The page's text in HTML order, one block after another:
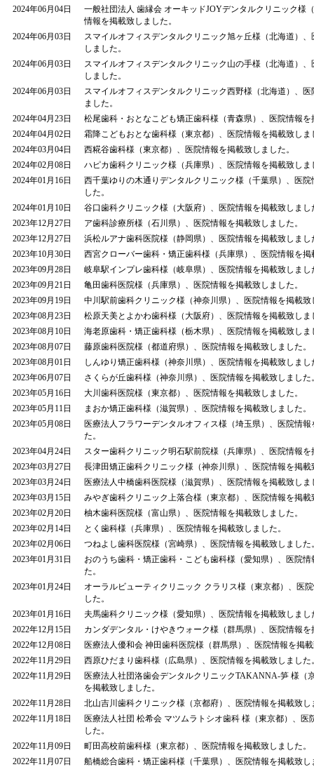
2024年06月04日
一般社団法人 歯縁会 オーキッドJOYデンタルクリニック様
情報を掲載致しました。
2024年06月03日
スマイルオフィスデンタルクリニック旭ヶ丘様（北海道）
しました。
2024年06月03日
スマイルオフィスデンタルクリニック山の手様（北海道）
しました。
2024年06月03日
スマイルオフィスデンタルクリニック西野様（北海道）、
ました。
2024年04月23日
松尾歯科・おとなこども矯正歯科様（青森県）、医院情報
2024年04月02日
霜降こどもおとな歯科様（東京都）、医院情報を掲載致しま
2024年03月04日
西糀谷歯科様（東京都）、医院情報を掲載致しました。
2024年02月08日
ハピカ歯科クリニック様（兵庫県）、医院情報を掲載致しま
2024年01月16日
西千葉ゆりの木通りデンタルクリニック様（千葉県）、医
した。
2024年01月10日
谷口歯科クリニック様（大阪府）、医院情報を掲載致しまし
2023年12月27日
ア歯科診療所様（石川県）、医院情報を掲載致しました。
2023年12月27日
浜松ルアナ歯科医院様（静岡県）、医院情報を掲載致しまし
2023年10月30日
西宮クローバー歯科・矯正歯科様（兵庫県）、医院情報を掲
2023年09月28日
岐阜駅インプレ歯科様（岐阜県）、医院情報を掲載致しまし
2023年09月21日
亀田歯科医院様（兵庫県）、医院情報を掲載致しました。
2023年09月19日
中川駅前歯科クリニック様（神奈川県）、医院情報を掲載致
2023年08月23日
松原天美とよかわ歯科様（大阪府）、医院情報を掲載致しま
2023年08月10日
海老原歯科・矯正歯科様（栃木県）、医院情報を掲載致しま
2023年08月07日
藤原歯科医院様（都道府県）、医院情報を掲載致しました。
2023年08月01日
しんゆり矯正歯科様（神奈川県）、医院情報を掲載致しまし
2023年06月07日
さくらが丘歯科様（神奈川県）、医院情報を掲載致しました
2023年05月16日
大川歯科医院様（東京都）、医院情報を掲載致しました。
2023年05月11日
まおか矯正歯科様（滋賀県）、医院情報を掲載致しました。
2023年05月08日
医療法人フラワーデンタルオフィス様（埼玉県）、医院情
た。
2023年04月24日
スター歯科クリニック明石駅前院様（兵庫県）、医院情報
2023年03月27日
長津田矯正歯科クリニック様（神奈川県）、医院情報を掲載
2023年03月24日
医療法人中橋歯科医院様（滋賀県）、医院情報を掲載致しま
2023年03月15日
みやぎ歯科クリニック上落合様（東京都）、医院情報を掲載
2023年02月20日
柚木歯科医院様（富山県）、医院情報を掲載致しました。
2023年02月14日
とく歯科様（兵庫県）、医院情報を掲載致しました。
2023年02月06日
つねよし歯科医院様（宮崎県）、医院情報を掲載致しました
2023年01月31日
おのうち歯科・矯正歯科・こども歯科様（愛知県）、医院
た。
2023年01月24日
オーラルビューティクリニック クラリス様（東京都）、医
した。
2023年01月16日
夫馬歯科クリニック様（愛知県）、医院情報を掲載致しまし
2022年12月15日
カンダデンタル・けやきウォーク様（群馬県）、医院情報
2022年12月08日
医療法人優和会 神田歯科医院様（群馬県）、医院情報を掲
2022年11月29日
西原ひだまり歯科様（広島県）、医院情報を掲載致しました
2022年11月29日
医療法人社団洛歯会デンタルクリニックTAKANNA-笋 様（
を掲載致しました。
2022年11月28日
北山吉川歯科クリニック様（京都府）、医院情報を掲載致し
2022年11月18日
医療法人社団 松希会 マツムラトシオ歯科 様（東京都）、医
した。
2022年11月09日
町田高校前歯科様（東京都）、医院情報を掲載致しました。
2022年11月07日
船橋総合歯科・矯正歯科様（千葉県）、医院情報を掲載致し